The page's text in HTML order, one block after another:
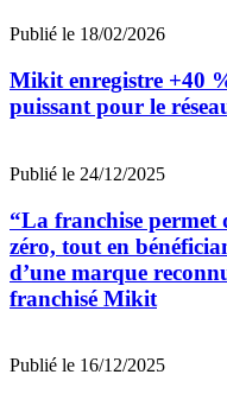
Publié le 18/02/2026
Mikit enregistre +40
puissant pour le
Publié le 24/12/2025
“La franchise permet
zéro, tout en
d’une marque
franchisé Mikit
Publié le 16/12/2025